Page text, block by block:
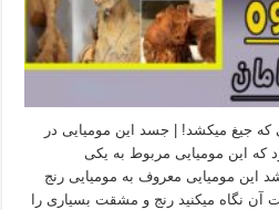
که جیغ میکشد! | جسد این مومیایی در
که این مومیایی مربوط به یکی
این مومیایی معروف به مومیایی رنج
نگاه میکنید رنج و مشقت بسیاری را